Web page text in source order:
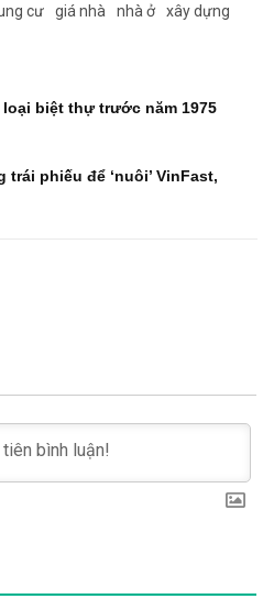
cư giá nhà nhà ở xây dựng
loại biệt thự trước năm 1975
phiếu để ‘nuôi’ VinFast,